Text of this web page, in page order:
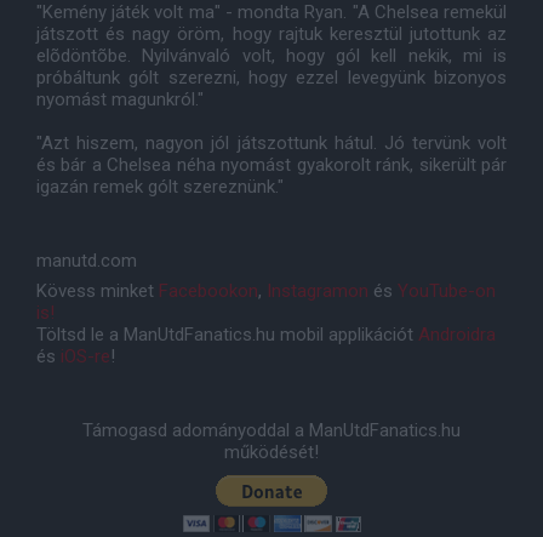
"Kemény játék volt ma" - mondta Ryan. "A Chelsea remekül
játszott és nagy öröm, hogy rajtuk keresztül jutottunk az
elõdöntõbe. Nyilvánvaló volt, hogy gól kell nekik, mi is
próbáltunk gólt szerezni, hogy ezzel levegyünk bizonyos
nyomást magunkról."
"Azt hiszem, nagyon jól játszottunk hátul. Jó tervünk volt
és bár a Chelsea néha nyomást gyakorolt ránk, sikerült pár
igazán remek gólt szereznünk."
manutd.com
Kövess minket Facebookon, Instagramon és YouTube-on
is!
Töltsd le a ManUtdFanatics.hu mobil applikációt Androidra
és iOS-re!
Támogasd adományoddal a ManUtdFanatics.hu
működését!